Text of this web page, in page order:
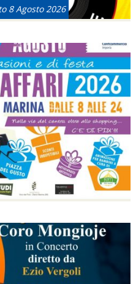
8 Agosto 2026